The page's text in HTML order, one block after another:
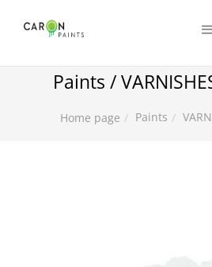
Paints /
Home page Paints